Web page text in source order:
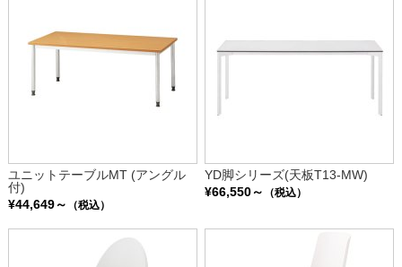
ユニットテーブルMT (アングル
付)
¥44,649～
（税込）
YD脚シリーズ(天板T13-MW)
¥66,550～
（税込）